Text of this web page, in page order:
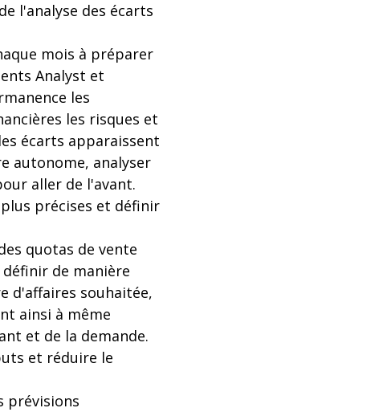
l'analyse des écarts
mois à préparer
Analyst et
les
les risques et
écarts apparaissent
autonome, analyser
aller de l'avant.
précises et définir
quotas de vente
définir de manière
d'affaires souhaitée,
ainsi à même
et de la demande.
et réduire le
prévisions